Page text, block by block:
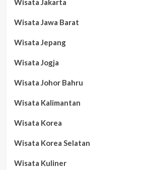
Wisata Jawa Barat
Wisata Jepang
Wisata Jogja
Wisata Johor Bahru
Wisata Kalimantan
Wisata Korea
Wisata Korea Selatan
Wisata Kuliner